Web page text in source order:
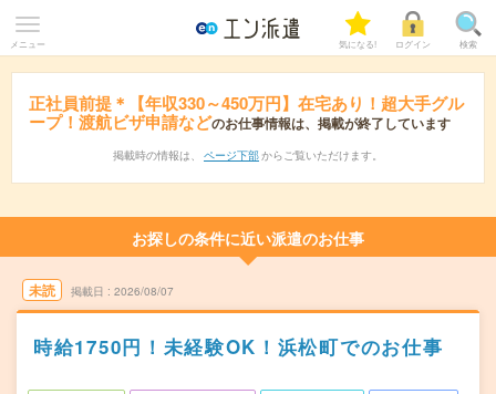
メニュー 気になる! ログイン 検索
正社員前提＊【年収330～450万円】在宅あり！超大手グル
ープ！渡航ビザ申請などのお仕事情報は、掲載が終了しています
掲載時の情報は、 ページ下部 からご覧いただけます。
お探しの条件に近い派遣のお仕事
未読 掲載日 2026/08/07
時給1750円！未経験OK！浜松町でのお仕事